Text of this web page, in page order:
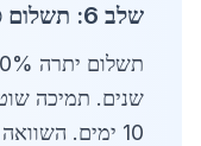
שלב 6: תשלום סופי ואחריות
10 ימים. השוואה ל